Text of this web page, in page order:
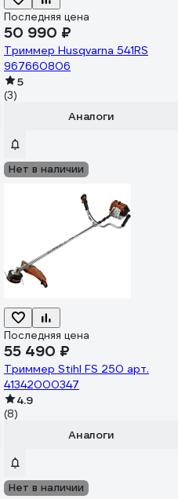
Последняя цена
50 990 ₽
Триммер Husqvarna 541RS
967660806
5
(3)
Аналоги
Нет в наличии
Последняя цена
55 490 ₽
Триммер Stihl FS 250 арт.
41342000347
4.9
(8)
Аналоги
Нет в наличии